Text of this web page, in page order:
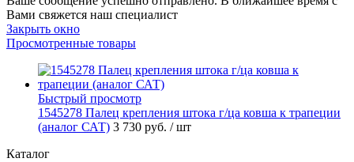
Вами свяжется наш специалист
Закрыть окно
Просмотренные товары
Быстрый просмотр
1545278 Палец крепления штока г/ца ковша к трапеции
(аналог САТ) 3 730 руб. / шт
Каталог